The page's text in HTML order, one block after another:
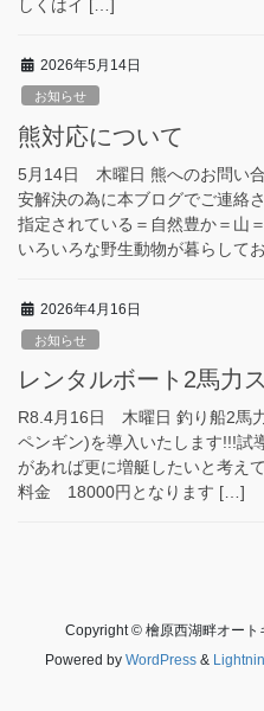
しくはイ […]
2026年5月14日
お知らせ
熊対応について
5月14日 木曜日 熊へのお問い
安解決の為に本ブログでご連絡
指定されている＝自然豊か＝山
いろいろな野生動物が暮らして
2026年4月16日
お知らせ
レンタルボート2馬力
R8.4月16日 木曜日 釣り船2馬
ペンギン)を導入いたします!!!試
があれば更に増艇したいと考え
料金 18000円となります […]
Copyright © 檜原西湖畔オート
Powered by WordPress&